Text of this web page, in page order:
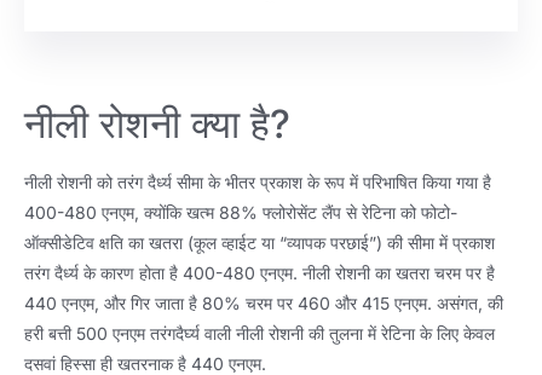
नीली रोशनी क्या है?
नीली रोशनी को तरंग दैर्ध्य सीमा के भीतर प्रकाश के रूप में परिभाषित किया गया है
400-480 एनएम, क्योंकि खत्म 88% फ्लोरोसेंट लैंप से रेटिना को फोटो-
ऑक्सीडेटिव क्षति का खतरा (कूल व्हाईट या “व्यापक परछाई”) की सीमा में प्रकाश
तरंग दैर्ध्य के कारण होता है 400-480 एनएम. नीली रोशनी का खतरा चरम पर है
440 एनएम, और गिर जाता है 80% चरम पर 460 और 415 एनएम. असंगत, की
हरी बत्ती 500 एनएम तरंगदैर्घ्य वाली नीली रोशनी की तुलना में रेटिना के लिए केवल
दसवां हिस्सा ही खतरनाक है 440 एनएम.